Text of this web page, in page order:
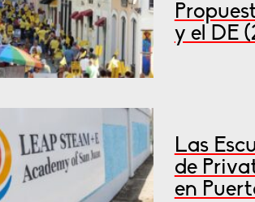
y el DE
Las
de
en